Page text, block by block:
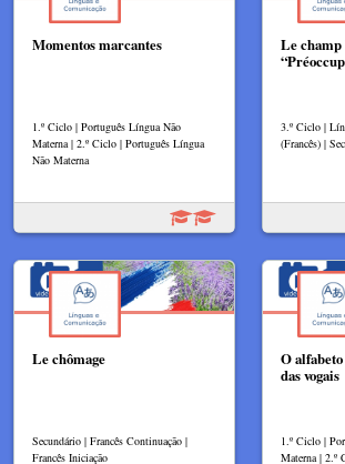
Momentos marcantes
1.º Ciclo | Português Língua Não
Materna | 2.º Ciclo | Português Língua
Não Materna
Le
3.º Ciclo |
(Francês) |
Le chômage
Secundário | Francês Continuação |
Francês Iniciação
O
das vogais
1.º Ciclo |
Materna | 2.º